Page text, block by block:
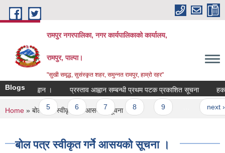
Skip to main content
रामपुर नगरपालिका, नगर कार्यपालिकाको कार्यालय,
रामपुर, पाल्पा।
"सुखी समृद्ध, सुसंस्कृत शहर, समुन्नत रामपुर, हाम्रो रहर"
Blogsआह्वान । प्रस्ताव आह्वान सम्बन्धी प्रथम पटक प्रकाशित सूचना
4 5 6 7 8 next ›
You are here
Home » बोल पत्र स्वीकृत गर्ने आसयको सूचना ।
बोल पत्र स्वीकृत गर्ने आसयको सूचना ।